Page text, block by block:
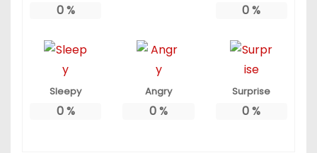
0% 0%
Sleepy
0%
Angry
0%
Surprise
0%